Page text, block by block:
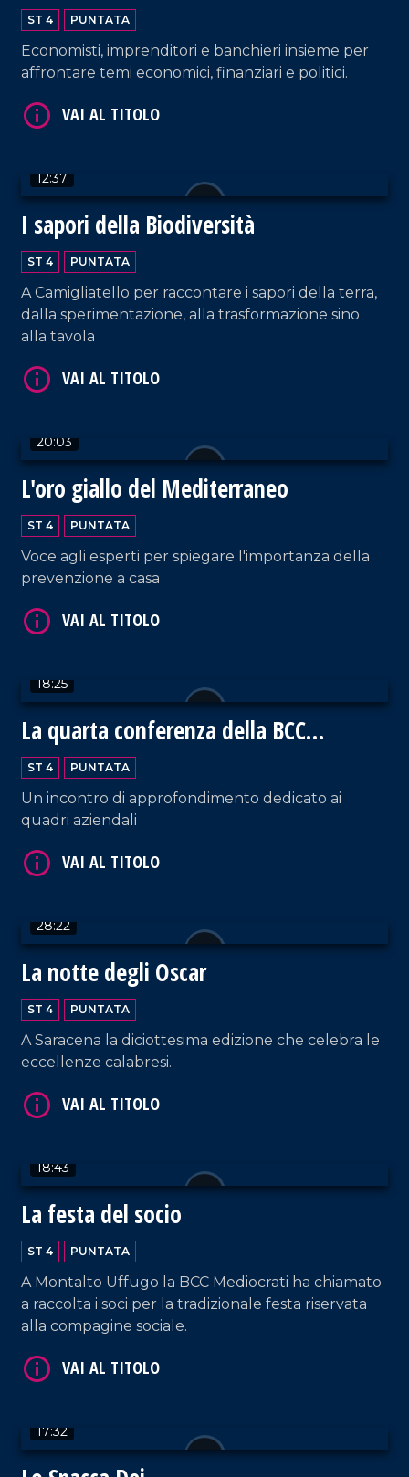
ST 4 PUNTATA
Economisti, imprenditori e banchieri insieme per
affrontare temi economici, finanziari e politici.
12:37
I sapori della Biodiversità
ST 4 PUNTATA
A Camigliatello per raccontare i sapori della terra,
dalla sperimentazione, alla trasformazione sino
alla tavola
20:03
L'oro giallo del Mediterraneo
ST 4 PUNTATA
Voce agli esperti per spiegare l'importanza della
prevenzione a casa
18:25
La quarta conferenza della BCC
Mediocrati
ST 4 PUNTATA
Un incontro di approfondimento dedicato ai
quadri aziendali
28:22
La notte degli Oscar
ST 4 PUNTATA
A Saracena la diciottesima edizione che celebra le
eccellenze calabresi.
18:43
La festa del socio
ST 4 PUNTATA
A Montalto Uffugo la BCC Mediocrati ha chiamato
a raccolta i soci per la tradizionale festa riservata
alla compagine sociale.
17:32
VAI AL TITOLO
VAI AL TITOLO
VAI AL TITOLO
VAI AL TITOLO
VAI AL TITOLO